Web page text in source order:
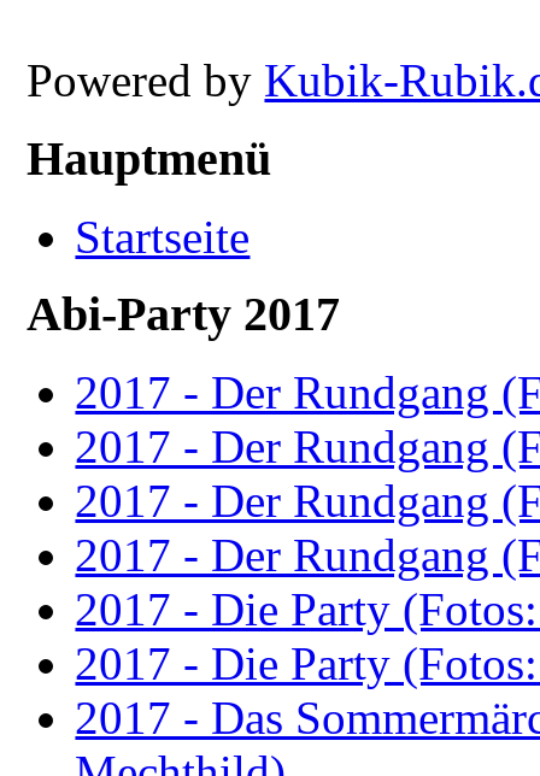
Powered by Kubik-
Hauptmenü
Startseite
Abi-Party 2017
2017 - Der Rundgang
2017 - Der Rundgang
2017 - Der Rundgang
2017 - Der Rundgang
2017 - Die Party
2017 - Die Party
2017 - Das